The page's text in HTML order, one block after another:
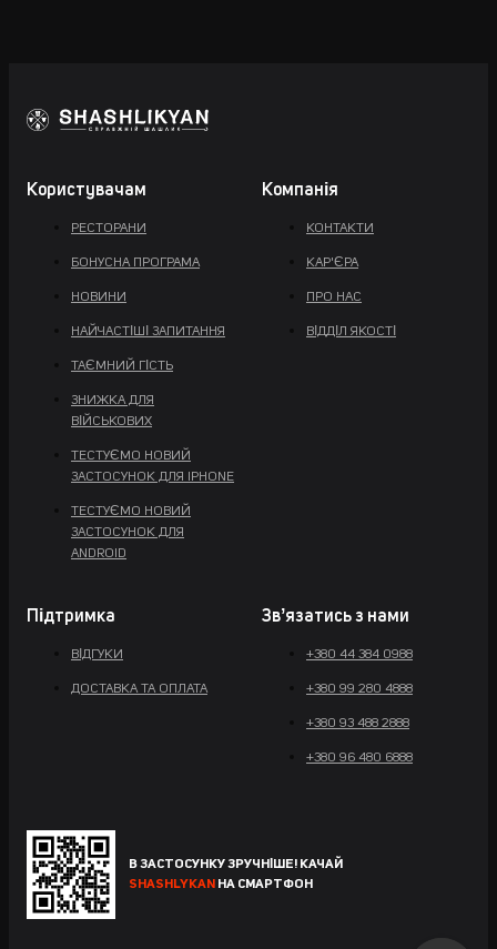
Користувачам
РЕСТОРАНИ
БОНУСНА ПРОГРАМА
НОВИНИ
НАЙЧАСТІШІ ЗАПИТАННЯ
ТАЄМНИЙ ГІСТЬ
ЗНИЖКА ДЛЯ
ВІЙСЬКОВИХ
ТЕСТУЄМО НОВИЙ
ЗАСТОСУНОК ДЛЯ IPHONE
ТЕСТУЄМО НОВИЙ
ЗАСТОСУНОК ДЛЯ
ANDROID
Компанія
КОНТАКТИ
КАР'ЄРА
ПРО НАС
ВІДДІЛ ЯКОСТІ
Підтримка
ВІДГУКИ
ДОСТАВКА ТА ОПЛАТА
Звʼязатись з нами
+380 44 384 0988
+380 99 280 4888
+380 93 488 2888
+380 96 480 6888
В ЗАСТОСУНКУ ЗРУЧНІШЕ! КАЧАЙ
SHASHLYKAN НА СМАРТФОН